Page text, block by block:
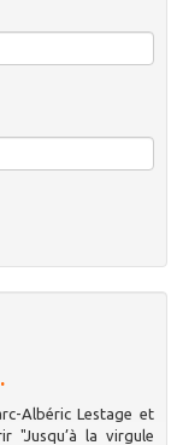
Albéric Lestage et
"Jusqu’à la virgule